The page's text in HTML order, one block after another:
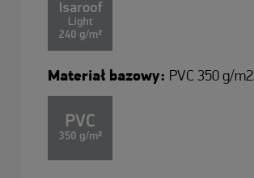
Materiał bazowy: PVC 350 g/m2